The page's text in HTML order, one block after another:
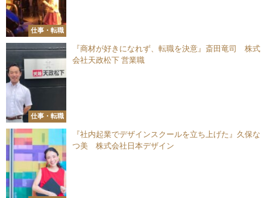
仕事・転職
仕事・転職
『商材が好きになれず、転職を決意』斎田竜司 株式
会社天政松下 営業職
『社内起業でデザインスクールを立ち上げた』久保な
つ美 株式会社日本デザイン